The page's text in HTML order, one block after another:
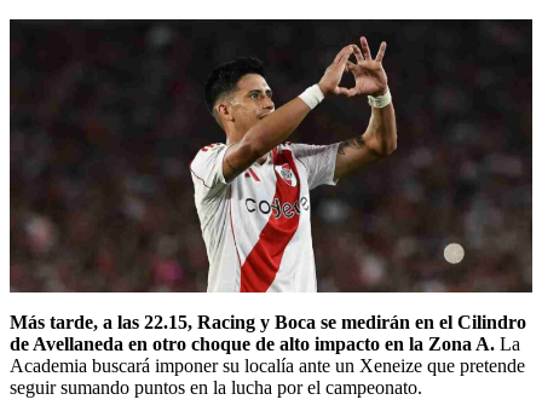
Más tarde, a las 22.15, Racing y Boca se medirán en el Cilindro
de Avellaneda en otro choque de alto impacto en la Zona A. La
Academia buscará imponer su localía ante un Xeneize que pretende
seguir sumando puntos en la lucha por el campeonato.